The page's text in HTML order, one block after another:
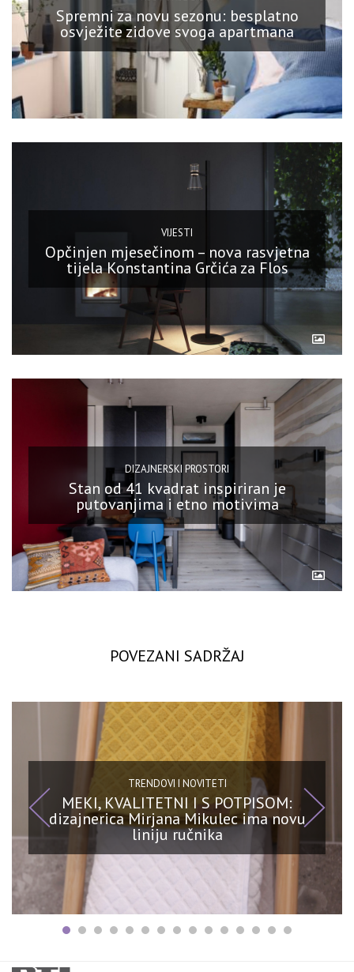
Spremni za novu sezonu: besplatno
osvježite zidove svoga apartmana
VIJESTI
Opčinjen mjesečinom – nova rasvjetna
tijela Konstantina Grčića za Flos
DIZAJNERSKI PROSTORI
Stan od 41 kvadrat inspiriran je
putovanjima i etno motivima
POVEZANI SADRŽAJ
TRENDOVI I NOVITETI
MEKI, KVALITETNI I S POTPISOM:
dizajnerica Mirjana Mikulec ima novu
liniju ručnika